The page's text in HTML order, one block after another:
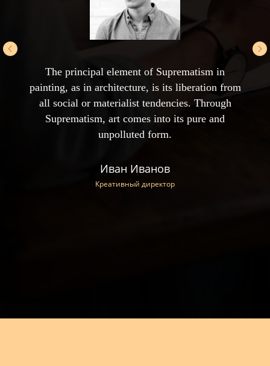
The principal element of Suprematism in
painting, as in architecture, is its liberation from
all social or materialist tendencies. Through
Suprematism, art comes into its pure and
unpolluted form.
Иван Иванов
Креативный директор